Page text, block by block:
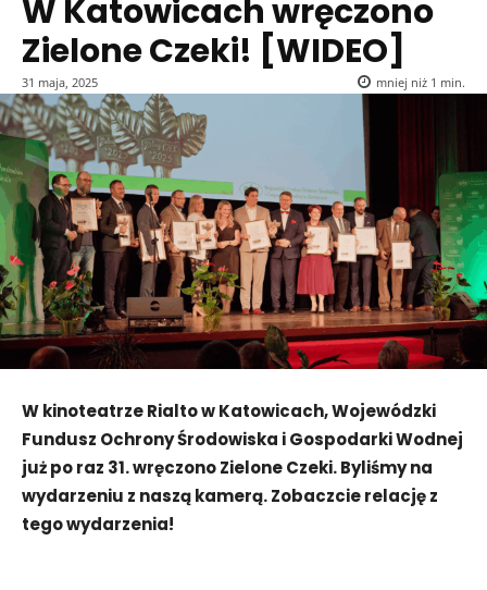
W Katowicach wręczono
Zielone Czeki! [WIDEO]
31 maja, 2025 mniej niż 1 min.
W kinoteatrze Rialto w Katowicach, Wojewódzki
Fundusz Ochrony Środowiska i Gospodarki Wodnej
już po raz 31. wręczono Zielone Czeki. Byliśmy na
wydarzeniu z naszą kamerą. Zobaczcie relację z
tego wydarzenia!